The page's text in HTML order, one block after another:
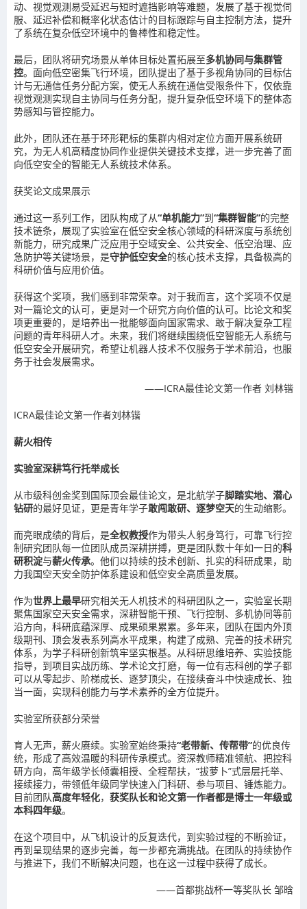
动、视觉观测易受延迟与短时遮挡影响等难题，发展了基于视觉伺
服、延迟补偿和概率化状态估计的目标跟踪与自主控制方法，提升
了系统在复杂低空环境中的鲁棒性和稳定性。
最后，团队将研究场景从单体目标处置拓展至多机协同与集群管
控。面向低空密集飞行环境，团队提出了基于多视角协同的目标估
计与无通信任务分配方案，使无人系统在通信受限条件下，仅依靠
视觉观测实现自主协同与任务分配，提升复杂低空环境下的整体态
势感知与管控能力。
此外，团队还在基于环形靶标的集群内相对定位方面开展系统研
究，为无人机高精度协同作业提供关键技术支撑，进一步完善了面
向低空安全的智能无人系统技术体系。
获奖论文成果展示
通过这一系列工作，团队构成了从“单机能力”到“集群智能”的完整
技术链条，展现了实验室在低空安全核心领域的科研深度与系统创
新能力，研究成果广泛应用于空域安全、公共安全、低空治理、应
急防护等关键场景，是守护低空安全的核心技术支撑，具备极高的
科研价值与应用价值。
获得这个奖项，我们感到非常荣幸。对于我而言，这个奖项不仅是
对一篇论文的认可，更是对一个研究方向价值的认可。比论文和奖
项更重要的，是培养出一批能够面向国家需求、敢于解决复杂工程
问题的青年科研人才。未来，我们将继续围绕低空智能无人系统与
低空安全开展研究，希望让机器人技术不仅服务于学术前沿，也服
务于社会发展需求。
——ICRA最佳论文第一作者 刘林锴
ICRA最佳论文第一作者刘林锴
薪火相传
实验室深耕笃行托举成长
从市级科创金奖到国际顶会最佳论文，是北航学子脚踏实地、潜心
钻研的最好见证，更是青年学子敢闯敢研、逐梦空天的生动缩影。
而亮眼成绩的背后，是全权教授作为带头人躬身笃行，可靠飞行控
制研究团队每一位团队成员深耕拼搏，更是团队数十年如一日的科
研积淀与薪火传承。他们以持续的技术创新、扎实的科研成果，助
力我国空天安全防护体系建设和低空安全高质量发展。
作为世界上最早研究相关无人机技术的科研团队之一，实验室长期
聚焦国家空天安全需求，深耕智能干预、飞行控制、多机协同等前
沿方向，科研底蕴深厚、成果硕果累累。多年来，团队在国内外顶
级期刊、顶会发表系列高水平成果， 构建了成熟、完善的技术研究
体系，为学子科研创新筑牢坚实根基。从科研思维培养、实验技能
指导，到项目实战历练、学术论文打磨，每一位有志科创的学子都
可以从零起步、阶梯成长、逐梦顶尖，在接续奋斗中快速成长、独
当一面，实现科创能力与学术素养的全方位提升。
实验室所获部分荣誉
育人无声，薪火赓续。实验室始终秉持“老带新、传帮带”的优良传
统，形成了高效温暖的科研传承模式。资深教师精准领航、把控科
研方向，高年级学长倾囊相授、全程帮扶，“拔萝卜”式层层托举、
接续接力，带领低年级同学快速入门科研、参与项目、锤炼能力。
目前团队高度年轻化， 获奖队长和论文第一作者都是博士一年级或
本科四年级。
在这个项目中，从飞机设计的反复迭代，到实验过程的不断验证，
再到呈现结果的逐步完善，每一步都充满挑战。在团队的持续协作
与推进下，我们不断解决问题，也在这一过程中获得了成长。
——首都挑战杯一等奖队长 邹晗